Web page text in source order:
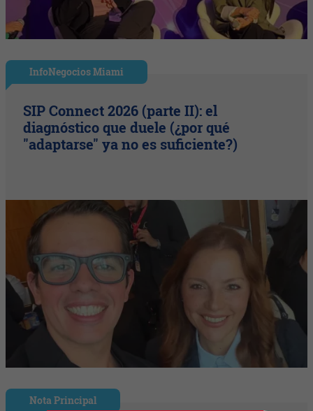
InfoNegocios Miami
SIP Connect 2026 (parte II): el
diagnóstico que duele (¿por qué
"adaptarse" ya no es suficiente?)
Nota Principal